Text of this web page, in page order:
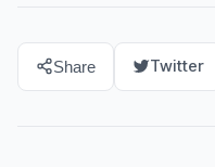
Share Twitter